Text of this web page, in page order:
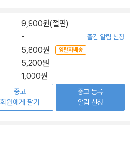
9,900원(절판)
- 출간 알림 신청
5,800원 양탄자배송
5,200원
1,000원
중고
회원에게 팔기
중고 등록
알림 신청